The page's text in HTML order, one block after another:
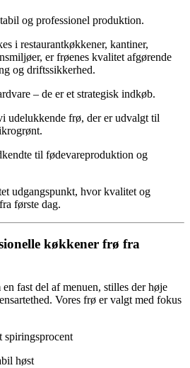
og professionel produktion.
i restaurantkøkkener, kantiner,
er frøenes kvalitet afgørende
og driftssikkerhed.
– de er et strategisk indkøb.
udelukkende frø, der er udvalgt til
til fødevareproduktion og
udgangspunkt, hvor kvalitet og
første dag.
køkkener frø fra
fast del af menuen, stilles der høje
Vores frø er valgt med fokus
spiringsprocent
høst